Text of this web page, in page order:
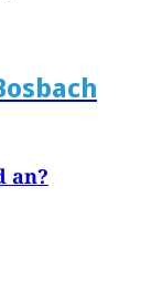
an?